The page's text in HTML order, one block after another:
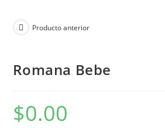
Producto anterior
Romana Bebe
$0.00